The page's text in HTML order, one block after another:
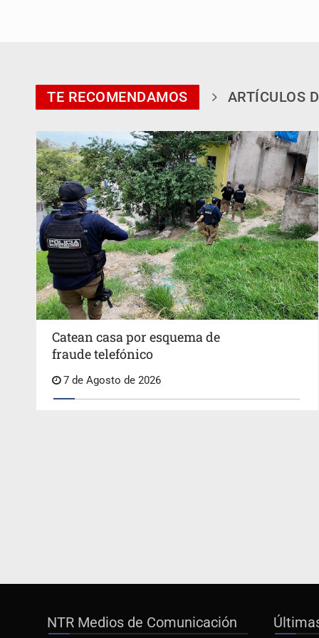
TE RECOMENDAMOS ARTÍCULOS
Catean casa por esquema de
fraude telefónico
7 de Agosto de 2026
NTR Medios de Comunicación